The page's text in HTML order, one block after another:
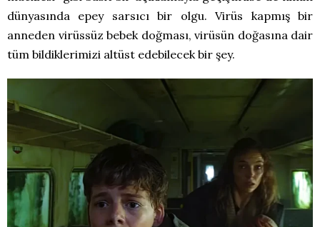
dünyasında epey sarsıcı bir olgu. Virüs kapmış bir
anneden virüssüz bebek doğması, virüsün doğasına dair
tüm bildiklerimizi altüst edebilecek bir şey.